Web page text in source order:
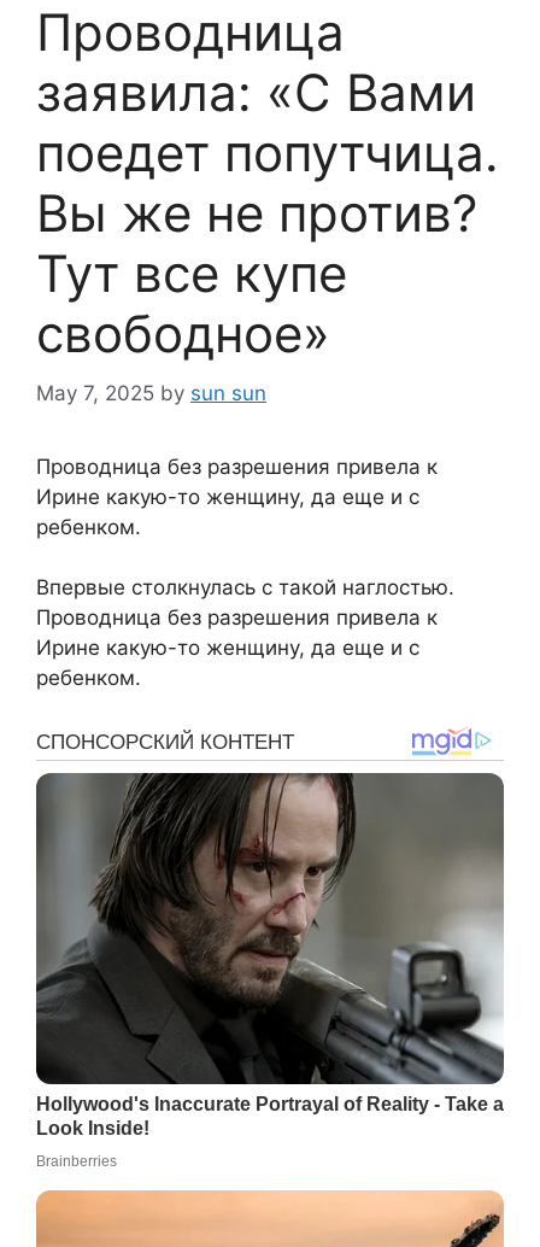
Проводница
заявила: «С Вами
поедет попутчица.
Вы же не против?
Тут все купе
свободное»
May 7, 2025 by sun sun
Проводница без разрешения привела к
Ирине какую-то женщину, да еще и с
ребенком.
Впервые столкнулась с такой наглостью.
Проводница без разрешения привела к
Ирине какую-то женщину, да еще и с
ребенком.